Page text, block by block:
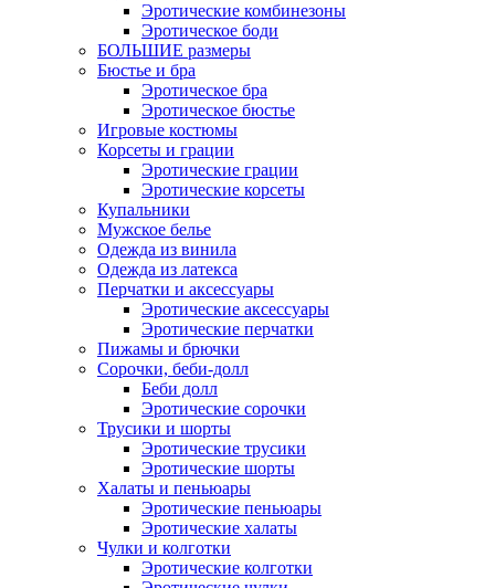
Эротические комбинезоны
Эротическое боди
БОЛЬШИЕ размеры
Бюстье и бра
Эротическое бра
Эротическое бюстье
Игровые костюмы
Корсеты и грации
Эротические грации
Эротические корсеты
Купальники
Мужское белье
Одежда из винила
Одежда из латекса
Перчатки и аксессуары
Эротические аксессуары
Эротические перчатки
Пижамы и брючки
Сорочки, беби-долл
Беби долл
Эротические сорочки
Трусики и шорты
Эротические трусики
Эротические шорты
Халаты и пеньюары
Эротические пеньюары
Эротические халаты
Чулки и колготки
Эротические колготки